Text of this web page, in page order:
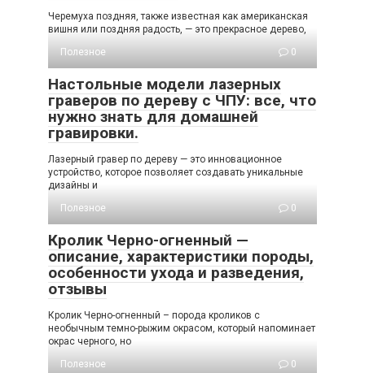
Черемуха поздняя, также известная как американская
вишня или поздняя радость, — это прекрасное дерево,
Полезное
0
Настольные модели лазерных
граверов по дереву с ЧПУ: все, что
нужно знать для домашней
гравировки.
Лазерный гравер по дереву — это инновационное
устройство, которое позволяет создавать уникальные
дизайны и
Полезное
0
Кролик Черно-огненный —
описание, характеристики породы,
особенности ухода и разведения,
отзывы
Кролик Черно-огненный – порода кроликов с
необычным темно-рыжим окрасом, который напоминает
окрас черного, но
Полезное
0